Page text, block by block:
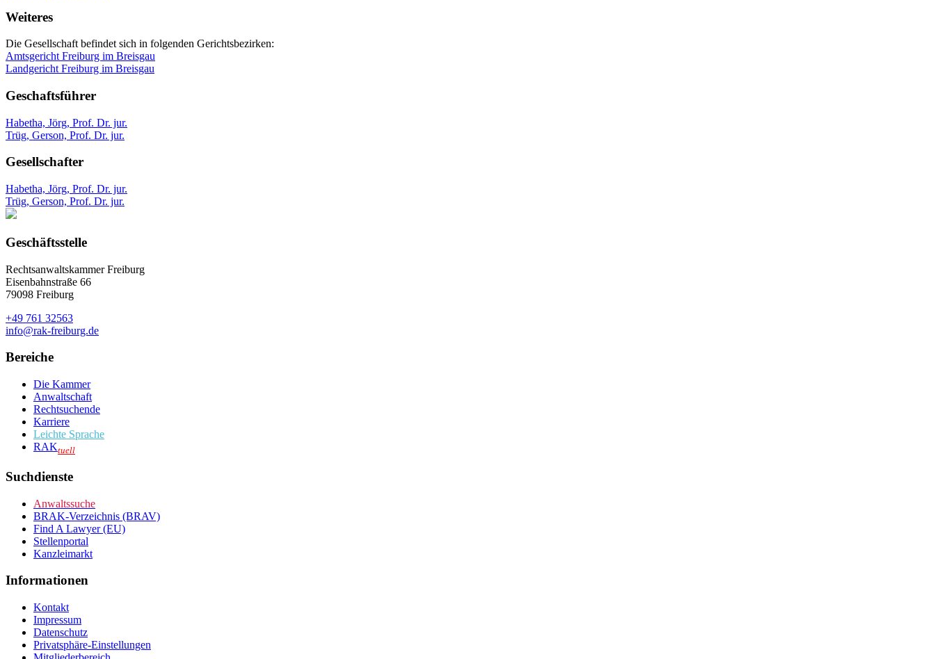
Weiteres
Die Gesellschaft befindet sich in folgenden Gerichtsbezirken:
Amtsgericht Freiburg im Breisgau
Landgericht Freiburg im Breisgau
Geschaftsführer
Habetha, Jörg, Prof. Dr. jur.
Trüg, Gerson, Prof. Dr. jur.
Gesellschafter
Habetha, Jörg, Prof. Dr. jur.
Trüg, Gerson, Prof. Dr. jur.
Geschäftsstelle
Rechtsanwaltskammer Freiburg
Eisenbahnstraße 66
79098 Freiburg
+49 761 32563
info@rak-freiburg.de
Bereiche
Die Kammer
Anwaltschaft
Rechtsuchende
Karriere
Leichte Sprache
RAKtuell
Suchdienste
Anwaltssuche
BRAK-Verzeichnis (BRAV)
Find A Lawyer (EU)
Stellenportal
Kanzleimarkt
Informationen
Kontakt
Impressum
Datenschutz
Privatsphäre-Einstellungen